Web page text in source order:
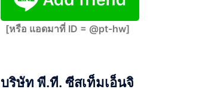
[หรือ แอดมาที่ ID = @pt-hw]
บริษัท พี.ที. ซีสเท็มเอ็นจิ